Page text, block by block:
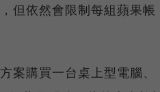
但依然會限制每組蘋果帳
案購買一台桌上型電腦、